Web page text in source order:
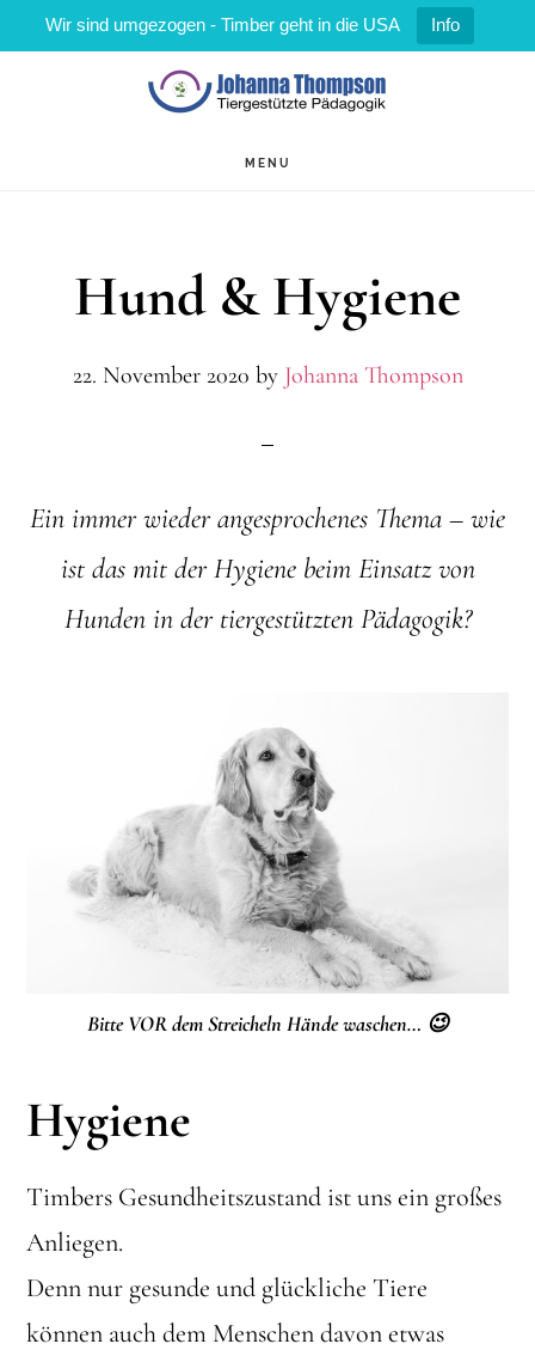
Wir sind umgezogen - Timber geht in die USA Info
MENU
Hund & Hygiene
22. November 2020 by Johanna Thompson
Ein immer wieder angesprochenes Thema – wie
ist das mit der Hygiene beim Einsatz von
Hunden in der tiergestützten Pädagogik?
Bitte VOR dem Streicheln Hände waschen… 😉
Hygiene
Timbers Gesundheitszustand ist uns ein großes
Anliegen.
Denn nur gesunde und glückliche Tiere
können auch dem Menschen davon etwas